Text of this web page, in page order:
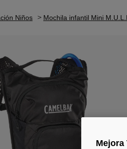
Niños Mochila infantil Mini
Mejora